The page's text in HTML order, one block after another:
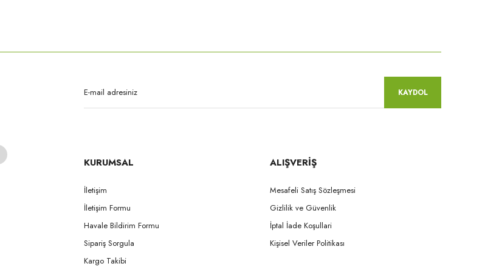
KAYDOL
KURUMSAL
İletişim
İletişim Formu
Havale Bildirim Formu
Sipariş Sorgula
Kargo Takibi
ALIŞVERİŞ
Mesafeli Satış Sözleşmesi
Gizlilik ve Güvenlik
İptal İade Koşullari
Kişisel Veriler Politikası